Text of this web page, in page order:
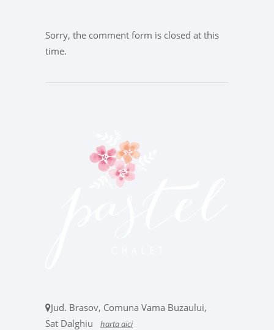
Sorry, the comment form is closed at this
time.
Jud. Brasov, Comuna Vama Buzaului,
Sat Dalghiu
harta aici